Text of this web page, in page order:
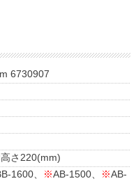
6730907
さ220(mm)
1600、 ※AB-1500、 ※AB-